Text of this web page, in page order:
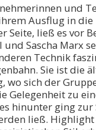
und
Ausflug in
Seite, ließ es vor
und Sascha Marx
Technik
Sie ist die
wo sich der
Gelegenheit zu
hinunter ging
ließ.